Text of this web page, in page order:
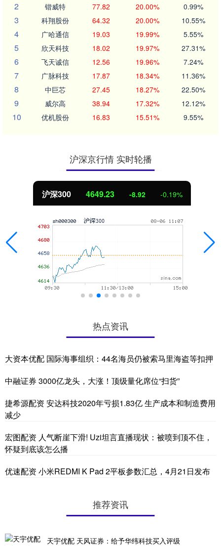
2 锴威特 77.82 20.00% 0.99%
3 科翔股份 64.32 20.00% 10.55%
4 广哈通信 19.03 19.99% 5.55%
5 欣天科技 18.02 19.97% 27.31%
6 飞天诚信 12.56 19.96% 7.24%
7 广脉科技 17.87 18.34% 11.36%
8 中巨芯 27.45 18.27% 22.50%
9 威尔高 38.94 17.32% 12.12%
10 优机股份 16.83 15.51% 9.55%
沪深京行情 实时轮播
沪深300 4649.23 -8.92 -0.19%
热点资讯
大资本优配 国际海事组织：44名海员仍被索马里海盗等扣押
中融证券 3000亿龙头，大涨！顶级量化席位“扫货”
捷希源配资 安达科技2020年亏损1.83亿 生产成本和制造费用
减少
宏图配资 人气断崖下滑! Uzi坦言直播现状：被喷到顶不住，
怀疑到底该怎么播
优速配资 小米REDMI K Pad 2平板参数汇总，4月21日发布
推荐资讯
天宇优配 天风证券：给予华纬科技买入评级